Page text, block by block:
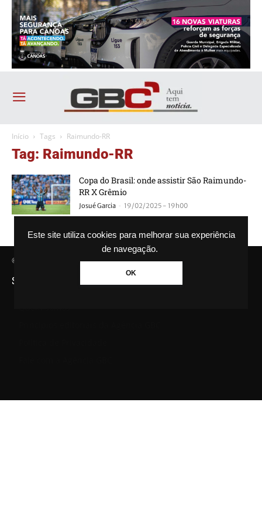
Este site utiliza cookies para melhorar sua experiência
de navegação.
OK
Início Tags Raimundo-RR
Tag: Raimundo-RR
Copa do Brasil: onde assistir São Raimundo-
RR X Grêmio
Josué Garcia - 19/02/2025 - 19h00
© Agência GBC. Aqui tem notícia. Todos os direitos reservados.
SAIBA MAIS SOBRE A AGÊNCIA GBC